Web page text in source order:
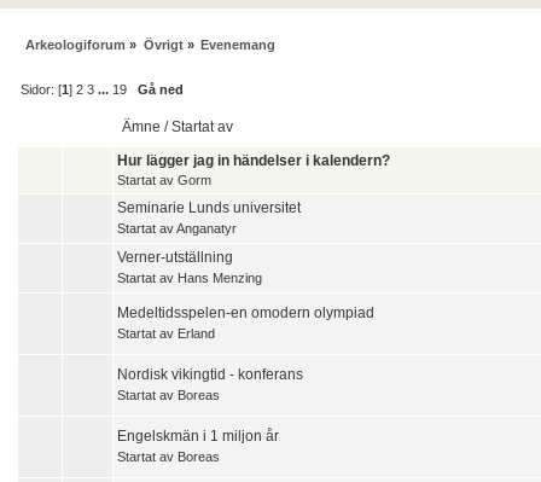
Arkeologiforum » Övrigt» Evenemang
Sidor: [1]2 3 ... 19 Gå ned
Ämne /Startat av
Hur lägger jag in händelser i kalendern?
Startat av Gorm
Seminarie Lunds universitet
Startat avAnganatyr
Verner-utställning
Startat av Hans Menzing
Medeltidsspelen-en omodern olympiad
Startat av Erland
Nordisk vikingtid - konferans
Startat av Boreas
Engelskmän i 1 miljon år
Startat av Boreas